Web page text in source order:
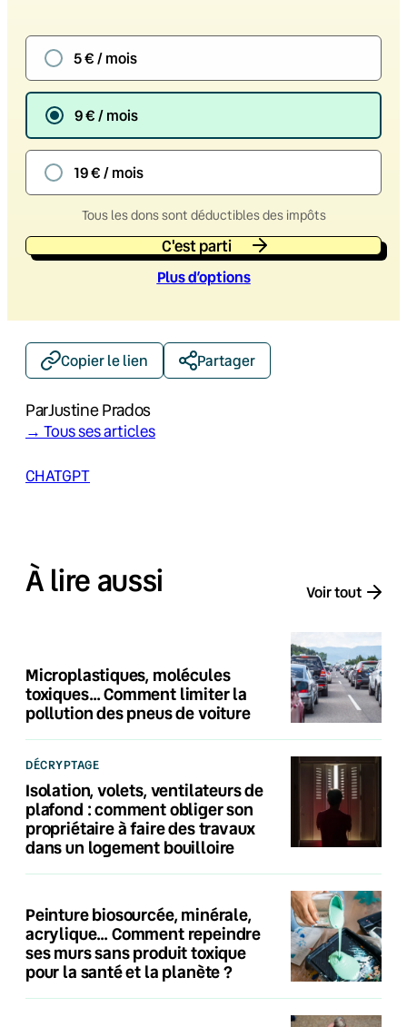
5 € / mois
9 € / mois
19 € / mois
Tous les dons sont déductibles des impôts
C'est parti
Plus d’options
Copier le lien Partager
ParJustine Prados
→ Tous ses articles
CHATGPT
À lire aussi Voir tout
Microplastiques, molécules
toxiques… Comment limiter la
pollution des pneus de voiture
DÉCRYPTAGE
Isolation, volets, ventilateurs de
plafond : comment obliger son
propriétaire à faire des travaux
dans un logement bouilloire
Peinture biosourcée, minérale,
acrylique… Comment repeindre
ses murs sans produit toxique
pour la santé et la planète ?